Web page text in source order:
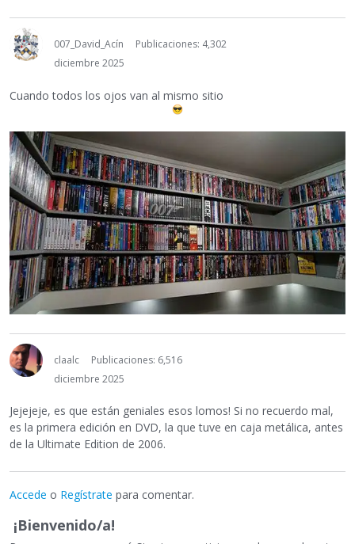
007_David_Acín
Publicaciones: 4,302
diciembre 2025
Cuando todos los ojos van al mismo sitio
claalc
Publicaciones: 6,516
diciembre 2025
Jejejeje, es que están geniales esos lomos! Si no recuerdo mal,
es la primera edición en DVD, la que tuve en caja metálica, antes
de la Ultimate Edition de 2006.
Accede o Regístrate para comentar.
¡Bienvenido/a!